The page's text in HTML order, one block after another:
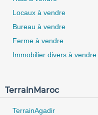
Locaux à vendre
Bureau à vendre
Ferme à vendre
Immobilier divers à vendre
TerrainMaroc
TerrainAgadir